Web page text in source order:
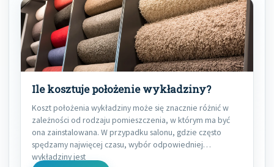
Ile kosztuje położenie wykładziny?
Koszt położenia wykładziny może się znacznie różnić w
zależności od rodzaju pomieszczenia, w którym ma być
ona zainstalowana. W przypadku salonu, gdzie często
spędzamy najwięcej czasu, wybór odpowiedniej
wykładziny jest